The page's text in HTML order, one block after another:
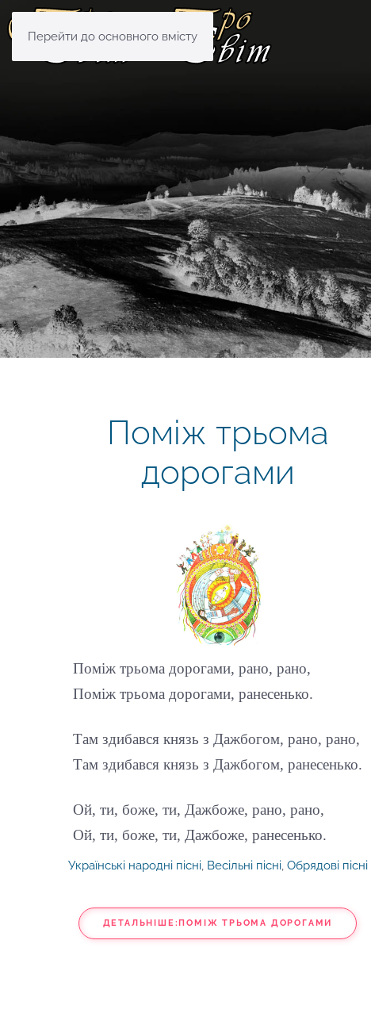
Перейти до основного вмісту
Поміж трьома
дорогами
Поміж трьома дорогами, рано, рано,
Поміж трьома дорогами, ранесенько.
Там здибався князь з Дажбогом, рано, рано,
Там здибався князь з Дажбогом, ранесенько.
Ой, ти, боже, ти, Дажбоже, рано, рано,
Ой, ти, боже, ти, Дажбоже, ранесенько.
Українські народні пісні, Весільні пісні, Обрядові пісні
ДЕТАЛЬНІШЕ:ПОМІЖ ТРЬОМА ДОРОГАМИ